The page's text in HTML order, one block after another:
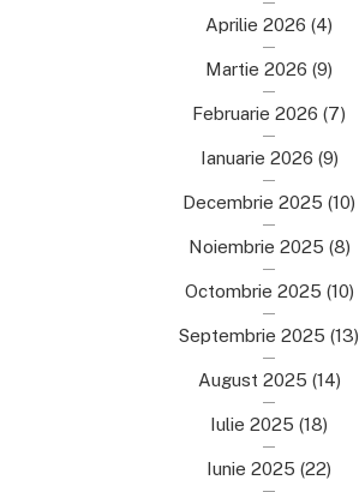
Aprilie 2026 (4)
Martie 2026 (9)
Februarie 2026 (7)
Ianuarie 2026 (9)
Decembrie 2025 (10)
Noiembrie 2025 (8)
Octombrie 2025 (10)
Septembrie 2025 (13)
August 2025 (14)
Iulie 2025 (18)
Iunie 2025 (22)